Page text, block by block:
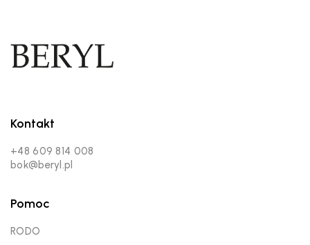
Kontakt
+48 609 814 008
bok@beryl.pl
Pomoc
RODO